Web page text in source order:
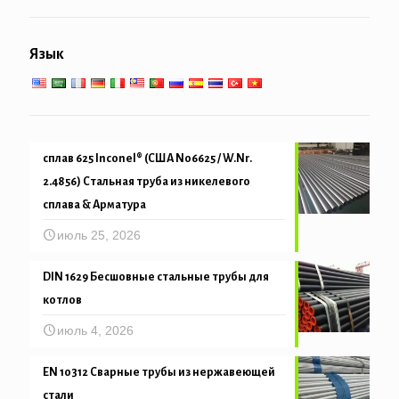
Механическая и точность трубка
Язык
сплав 625 Inconel® (США N06625 / W.Nr.
2.4856) Стальная труба из никелевого
сплава & Арматура
июль 25, 2026
DIN 1629 Бесшовные стальные трубы для
котлов
июль 4, 2026
EN 10312 Сварные трубы из нержавеющей
стали